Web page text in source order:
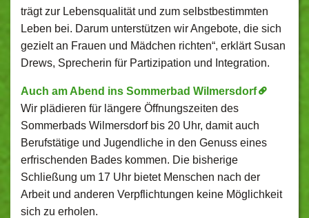
trägt zur Lebensqualität und zum selbstbestimmten
Leben bei. Darum unterstützen wir Angebote, die sich
gezielt an Frauen und Mädchen richten“, erklärt Susan
Drews, Sprecherin für Partizipation und Integration.
Auch am Abend ins Sommerbad Wilmersdorf
Wir plädieren für längere Öffnungszeiten des
Sommerbads Wilmersdorf bis 20 Uhr, damit auch
Berufstätige und Jugendliche in den Genuss eines
erfrischenden Bades kommen. Die bisherige
Schließung um 17 Uhr bietet Menschen nach der
Arbeit und anderen Verpflichtungen keine Möglichkeit
sich zu erholen.